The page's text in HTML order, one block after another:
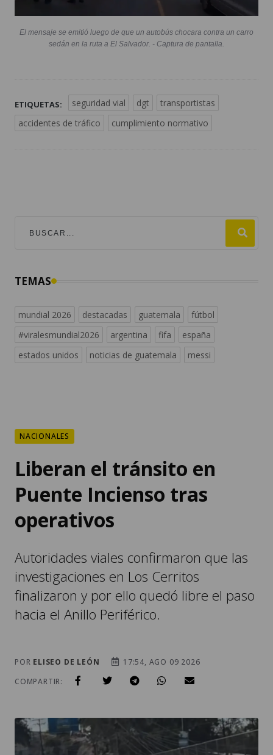
El mensaje se emitió luego de que un autobús chocara contra un carro
sedán en la ruta a El Salvador. - Captura de pantalla.
ETIQUETAS: seguridad vial dgt
transportistas
accidentes de tráfico
cumplimiento normativo
TEMAS
mundial 2026 destacadas guatemala
fútbol
#viralesmundial2026
argentina fifa
españa
estados unidos
noticias de guatemala messi
NACIONALES
Liberan el tránsito en
Puente Incienso tras
operativos
Autoridades viales confirmaron que las
investigaciones en Los Cerritos
finalizaron y por ello quedó libre el paso
hacia el Anillo Periférico.
POR ELISEO DE LEÓN
17:54, AGO 09 2026
COMPARTIR: